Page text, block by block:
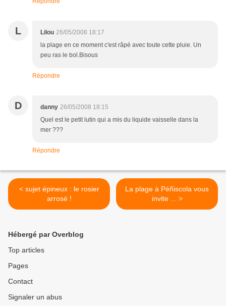
L Lilou 26/05/2008 18:17
la plage en ce moment c'est râpé avec toute cette pluie. Un
peu ras le bol.Bisous
Répondre
D danny 26/05/2008 18:15
Quel est le petit lutin qui a mis du liquide vaisselle dans la
mer ???
Répondre
< sujet épineux : le rosier
arrosé !
La plage à Péñiscola vous
invite ... >
Hébergé par Overblog
Top articles
Pages
Contact
Signaler un abus